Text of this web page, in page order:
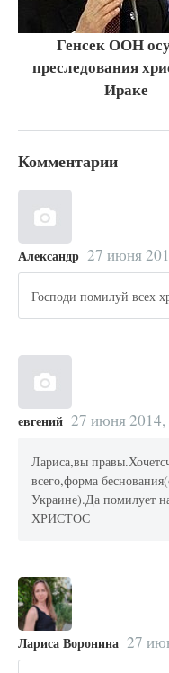
Генсек ООН
преследования
Ираке
Комментарии
Александр 27 июня
Господи помилуй всех
евгений 27 июня 2014,
Лариса,вы
всего,форма
Украине).Да помилует
ХРИСТОС
Лариса Воронина 27